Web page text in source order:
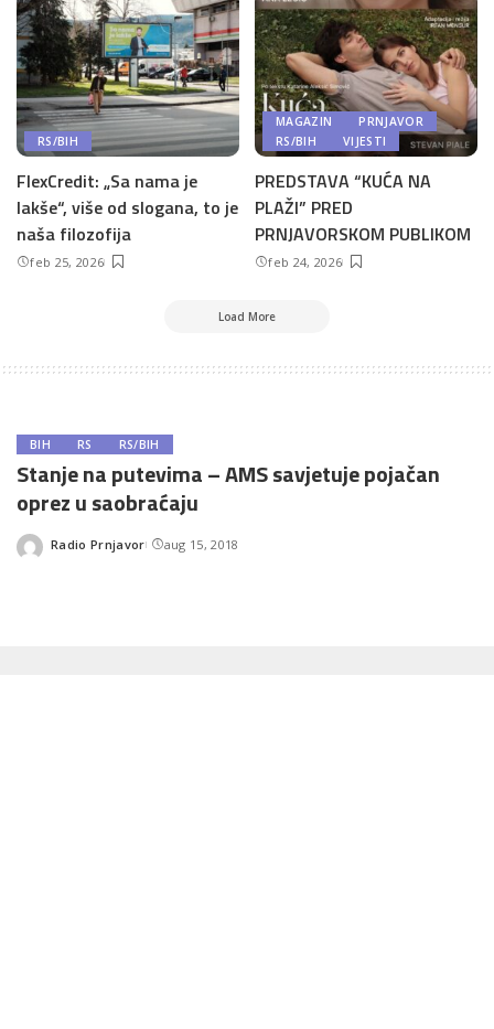
RS/BIH
FlexCredit: „Sa nama je
lakše“, više od slogana, to je
naša filozofija
feb 25, 2026
MAGAZIN
PRNJAVOR
RS/BIH
VIJESTI
PREDSTAVA “KUĆA NA
PLAŽI” PRED
PRNJAVORSKOM PUBLIKOM
feb 24, 2026
Load More
BIH RS RS/BIH
Stanje na putevima – AMS savjetuje pojačan
oprez u saobraćaju
Posted
Radio Prnjavor aug 15, 2018